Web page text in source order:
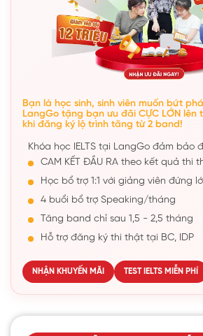
Bạn là học sinh, sinh viên muốn bứt
LangGo tặng bạn ưu đãi CỰC LỚN lên
khi đăng ký lộ trình tăng từ 2 band!
Khóa học IELTS tại LangGo đảm bảo
CAM KẾT ĐẦU RA theo kết quả thi
Học bổ trợ 1:1 với giảng viên đứng
4 buổi bổ trợ Speaking/tháng
Tăng band chỉ sau 1,5 - 2,5 tháng
Hỗ trợ đăng ký thi thật tại BC, IDP
NHẬN KHUYẾN MÃI TEST IELTS MIỄN PHÍ